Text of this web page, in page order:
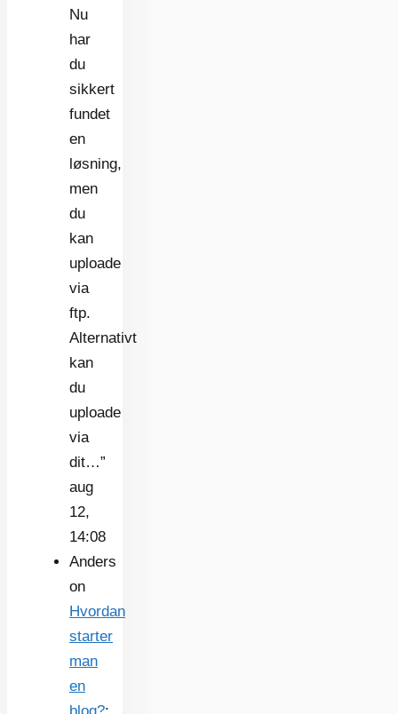
Nu
har
du
sikkert
fundet
en
løsning,
men
du
kan
uploade
via
ftp.
Alternativt
kan
du
uploade
via
dit…”
aug
12,
14:08
Anders
on
Hvordan
starter
man
en